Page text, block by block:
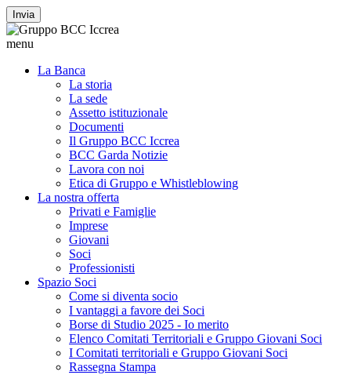
Invia
menu
La Banca
La storia
La sede
Assetto istituzionale
Documenti
Il Gruppo BCC Iccrea
BCC Garda Notizie
Lavora con noi
Etica di Gruppo e Whistleblowing
La nostra offerta
Privati e Famiglie
Imprese
Giovani
Soci
Professionisti
Spazio Soci
Come si diventa socio
I vantaggi a favore dei Soci
Borse di Studio 2025 - Io merito
Elenco Comitati Territoriali e Gruppo Giovani Soci
I Comitati territoriali e Gruppo Giovani Soci
Rassegna Stampa